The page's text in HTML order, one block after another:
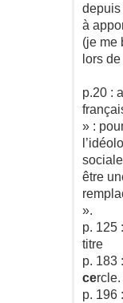
depuis
à
(je me
lors
p.20 :
» :
être
».
p. 125
titre
p. 183
cercle.
p. 196